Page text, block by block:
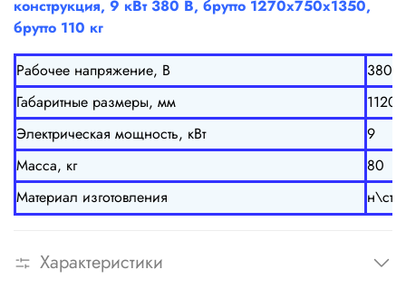
конструкция, 9 кВт 380 В, брутто 1270х750х1350,
брутто 110 кг
Рабочее напряжение, В
380/
Габаритные размеры, мм
Электрическая мощность, кВт
9
Масса, кг
80
Материал изготовления
Характеристики